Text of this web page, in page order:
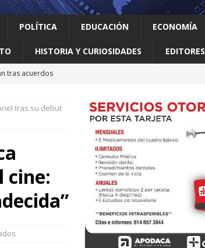
POLÍTICA EDUCACIÓN ECONOMÍA
HISTORIA Y CURIOSIDADES EDITORES
tras acuerdos
Jalisco
tras su debut
cine: